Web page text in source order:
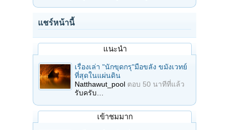
แชร์หน้านี้
แนะนำ
เรื่องเล่า "นักขุดกรุ"มือขลัง ขมังเวทย์
ที่สุดในแผ่นดิน
Natthawut_pool ตอบ 50 นาทีที่แล้ว
รับครับ…
เข้าชมมาก